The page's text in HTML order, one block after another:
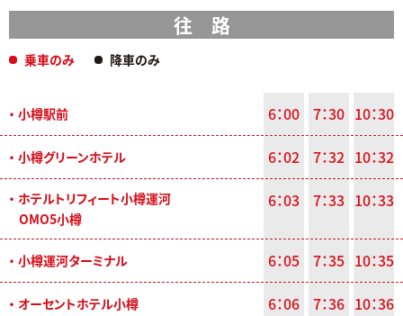
往 路
乗車のみ 降車のみ
・ 小樽駅前 6：00 7：30 10：30
・ 小樽グリーンホテル 6：02 7：32 10：32
・ ホテルトリフィート小樽運河
OMO5小樽
6：03 7：33 10：33
・ 小樽運河ターミナル 6：05 7：35 10：35
・ オーセントホテル小樽 6：06 7：36 10：36